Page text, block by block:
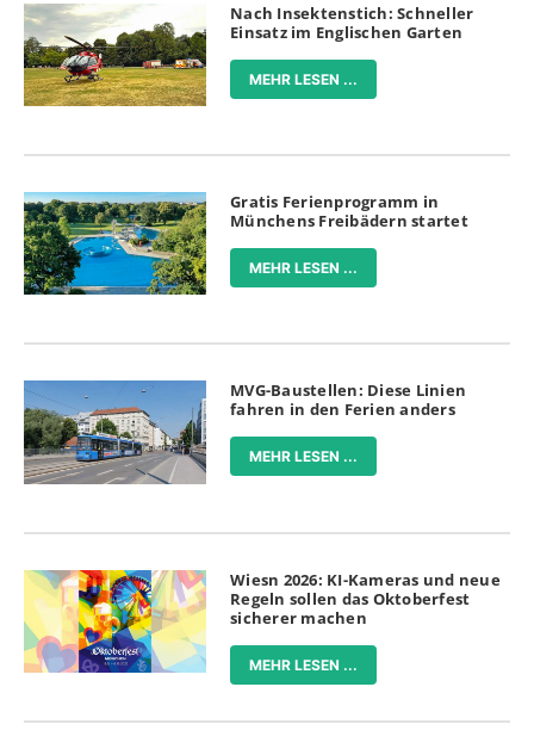
Nach Insektenstich: Schneller
Einsatz im Englischen Garten
MEHR LESEN ...
Gratis Ferienprogramm in
Münchens Freibädern startet
MEHR LESEN ...
MVG-Baustellen: Diese Linien
fahren in den Ferien anders
MEHR LESEN ...
Wiesn 2026: KI-Kameras und neue
Regeln sollen das Oktoberfest
sicherer machen
MEHR LESEN ...